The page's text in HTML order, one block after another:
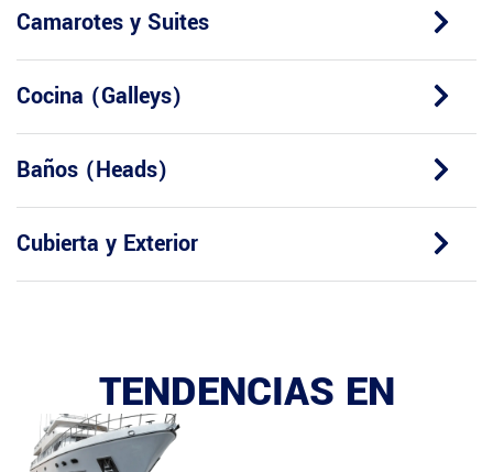
Camarotes y Suites
Cocina (Galleys)
Baños (Heads)
Cubierta y Exterior
TENDENCIAS EN